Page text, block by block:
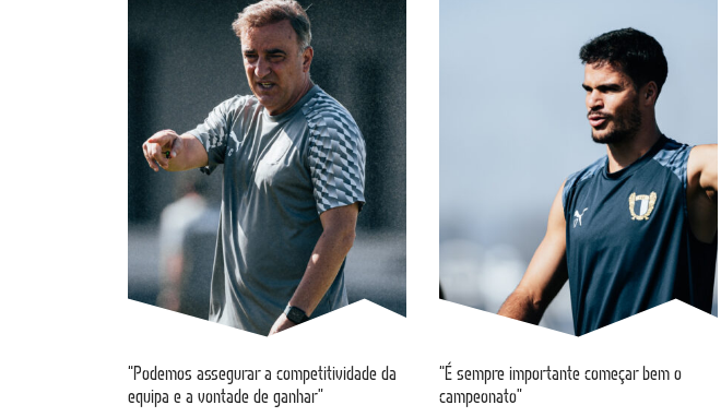
“Podemos assegurar a competitividade da
equipa e a vontade de ganhar”
“É sempre importante começar bem o
campeonato”